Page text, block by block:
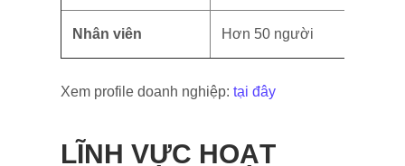
Nhân viên Hơn 50 người
Xem profile doanh nghiệp:tại đây
LĨNH VỰC HOẠT